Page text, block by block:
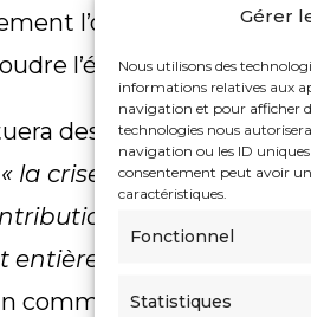
Gérer
Nous utilisons des
informations relatives aux
navigation et pour afficher
technologies nous
navigation ou les ID
consentement peut avoir
caractéristiques.
Fonctionnel
Statistiques
l’option militaire, en
l’équation
des « concertations »
« la crise au Niger et les
à une solution
les retombées
communiqué de son